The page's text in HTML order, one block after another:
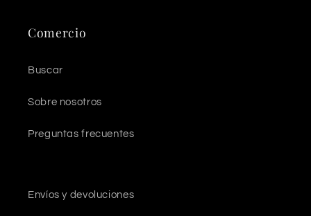
Comercio
Buscar
Sobre nosotros
Preguntas frecuentes
Envíos y devoluciones